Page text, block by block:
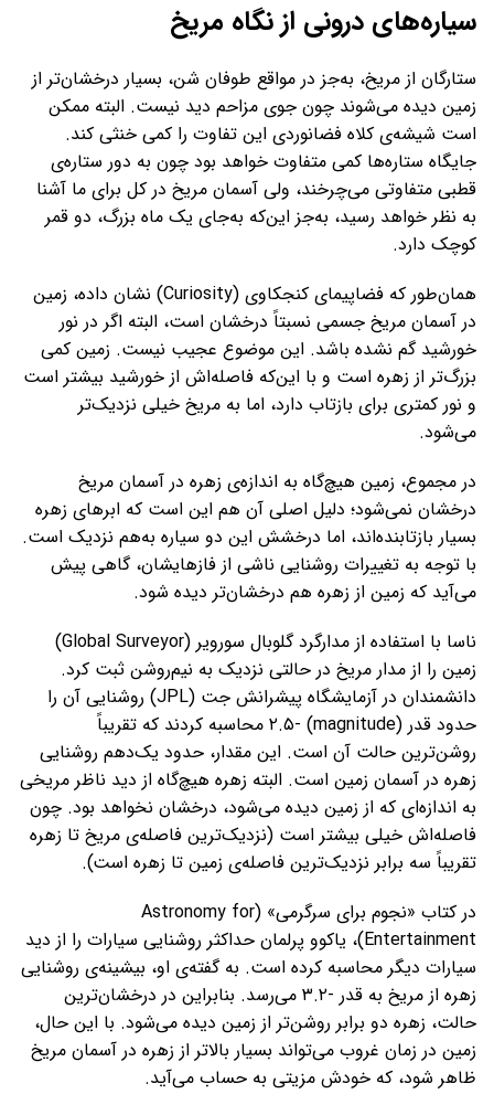
سیاره‌های درونی از نگاه مریخ
ستارگان از مریخ، به‌جز در مواقع طوفان شن، بسیار درخشان‌تر از
زمین دیده می‌شوند چون جوی مزاحم دید نیست. البته ممکن
است شیشه‌ی کلاه فضانوردی این تفاوت را کمی خنثی کند.
جایگاه ستاره‌ها کمی متفاوت خواهد بود چون به دور ستاره‌ی
قطبی متفاوتی می‌چرخند، ولی آسمان مریخ در کل برای ما آشنا
به نظر خواهد رسید، به‌جز این‌که به‌جای یک ماه بزرگ، دو قمر
کوچک دارد.
همان‌طور که فضاپیمای کنجکاوی (Curiosity) نشان داده، زمین
در آسمان مریخ جسمی نسبتاً درخشان است، البته اگر در نور
خورشید گم نشده باشد. این موضوع عجیب نیست. زمین کمی
بزرگ‌تر از زهره است و با این‌که فاصله‌اش از خورشید بیشتر است
و نور کمتری برای بازتاب دارد، اما به مریخ خیلی نزدیک‌تر
می‌شود.
در مجموع، زمین هیچ‌گاه به اندازه‌ی زهره در آسمان مریخ
درخشان نمی‌شود؛ دلیل اصلی آن هم این است که ابرهای زهره
بسیار بازتابنده‌اند، اما درخشش این دو سیاره به‌هم نزدیک است.
با توجه به تغییرات روشنایی ناشی از فازهایشان، گاهی پیش
می‌آید که زمین از زهره هم درخشان‌تر دیده شود.
ناسا با استفاده از مدارگرد گلوبال سورویر (Global Surveyor)
زمین را از مدار مریخ در حالتی نزدیک به نیم‌روشن ثبت کرد.
دانشمندان در آزمایشگاه پیشرانش جت (JPL) روشنایی آن را
حدود قدر (magnitude) -۲.۵ محاسبه کردند که تقریباً
روشن‌ترین حالت آن است. این مقدار، حدود یک‌دهم روشنایی
زهره در آسمان زمین است. البته زهره هیچ‌گاه از دید ناظر مریخی
به اندازه‌ای که از زمین دیده می‌شود، درخشان نخواهد بود. چون
فاصله‌اش خیلی بیشتر است (نزدیک‌ترین فاصله‌ی مریخ تا زهره
تقریباً سه برابر نزدیک‌ترین فاصله‌ی زمین تا زهره است).
در کتاب «نجوم برای سرگرمی» (Astronomy for
Entertainment)، یاکوو پرلمان حداکثر روشنایی سیارات را از دید
سیارات دیگر محاسبه کرده است. به گفته‌ی او، بیشینه‌ی روشنایی
زهره از مریخ به قدر -۳.۲ می‌رسد. بنابراین در درخشان‌ترین
حالت، زهره دو برابر روشن‌تر از زمین دیده می‌شود. با این حال،
زمین در زمان غروب می‌تواند بسیار بالاتر از زهره در آسمان مریخ
ظاهر شود، که خودش مزیتی به حساب می‌آید.